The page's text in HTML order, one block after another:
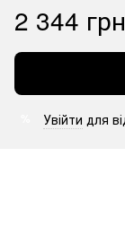
2 344 грн
Увійти для